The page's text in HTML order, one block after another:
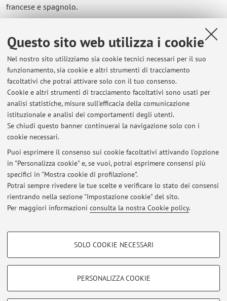
Questo sito web utilizza i cookie
Nel nostro sito utilizziamo sia cookie tecnici necessari per il suo
funzionamento, sia cookie e altri strumenti di tracciamento
facoltativi che potrai attivare solo con il tuo consenso.
Cookie e altri strumenti di tracciamento facoltativi sono usati per
analisi statistiche, misure sull'efficacia della comunicazione
istituzionale e analisi dei comportamenti degli utenti.
Se chiudi questo banner continuerai la navigazione solo con i
cookie necessari.
Puoi esprimere il consenso sui cookie facoltativi attivando l'opzione
in "Personalizza cookie" e, se vuoi, potrai esprimere consensi più
specifici in "Mostra cookie di profilazione".
Potrai sempre rivedere le tue scelte e verificare lo stato dei consensi
rientrando nella sezione "Impostazione cookie" del sito.
Per maggiori informazioni consulta la nostra Cookie policy.
COOKIE DI PROFILAZIONE - FACOLTATIVI
SOLO COOKIE NECESSARI
PERSONALIZZA COOKIE
francese e spagnolo.
Contatti
E-mail: giuseppe.abbamonte@unibo.it
Dipartimento di Scienze Politiche e Sociali
Strada Maggiore 45, Bologna -Vai alla mappa
Ultimi avvisi
Date appelli e temi della tesina
Pubblicato il: 05 maggio 2024
Area riservata
Accedi tramiteloginper gestire tutti i contenuti del sito.